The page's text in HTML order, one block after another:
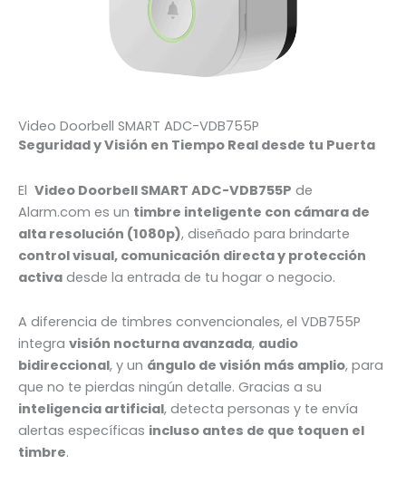
Video Doorbell SMART ADC-VDB755P
Seguridad y Visión en Tiempo Real desde tu Puerta
El Video Doorbell SMART ADC-VDB755P de
Alarm.com es un timbre inteligente con cámara de
alta resolución (1080p), diseñado para brindarte
control visual, comunicación directa y protección
activa desde la entrada de tu hogar o negocio.
A diferencia de timbres convencionales, el VDB755P
integra visión nocturna avanzada, audio
bidireccional, y un ángulo de visión más amplio, para
que no te pierdas ningún detalle. Gracias a su
inteligencia artificial, detecta personas y te envía
alertas específicas incluso antes de que toquen el
timbre.